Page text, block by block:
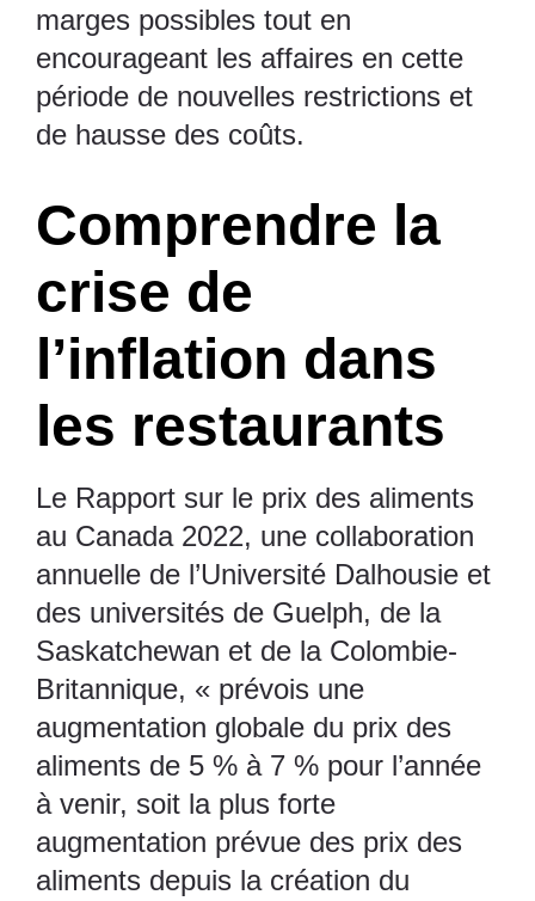
marges possibles tout en
encourageant les affaires en cette
période de nouvelles restrictions et
de hausse des coûts.
Comprendre la
crise de
l’inflation dans
les restaurants
Le Rapport sur le prix des aliments
au Canada 2022, une collaboration
annuelle de l’Université Dalhousie et
des universités de Guelph, de la
Saskatchewan et de la Colombie-
Britannique, « prévois une
augmentation globale du prix des
aliments de 5 % à 7 % pour l’année
à venir, soit la plus forte
augmentation prévue des prix des
aliments depuis la création du